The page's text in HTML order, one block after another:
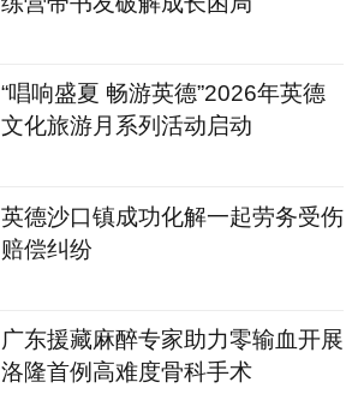
“唱响盛夏 畅游英德”2026年英德
文化旅游月系列活动启动
英德沙口镇成功化解一起劳务受伤
赔偿纠纷
广东援藏麻醉专家助力零输血开展
洛隆首例高难度骨科手术